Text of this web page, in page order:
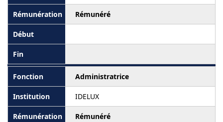
Rémunéré
Administratrice
IDELUX
Rémunéré